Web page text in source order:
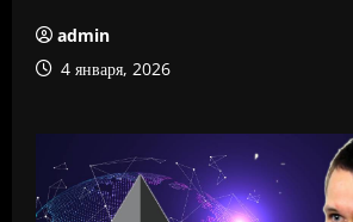
admin
4 января, 2026